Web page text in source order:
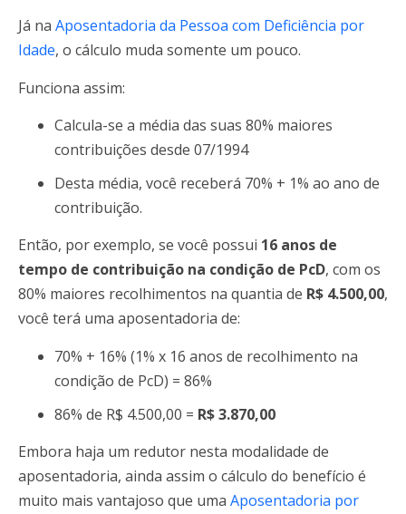
Já na Aposentadoria da Pessoa com Deficiência por
Idade, o cálculo muda somente um pouco.
Funciona assim:
Calcula-se a média das suas 80% maiores
contribuições desde 07/1994
Desta média, você receberá 70% + 1% ao ano de
contribuição.
Então, por exemplo, se você possui 16 anos de
tempo de contribuição na condição de PcD, com os
80% maiores recolhimentos na quantia de R$ 4.500,00,
você terá uma aposentadoria de:
70% + 16% (1% x 16 anos de recolhimento na
condição de PcD) = 86%
86% de R$ 4.500,00 = R$ 3.870,00
Embora haja um redutor nesta modalidade de
aposentadoria, ainda assim o cálculo do benefício é
muito mais vantajoso que uma Aposentadoria por